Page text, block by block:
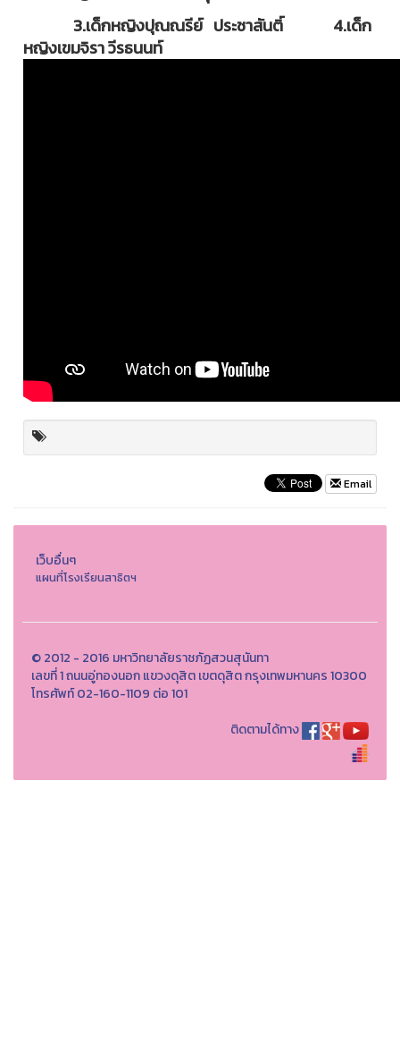
3.เด็กหญิงปุณณรีย์ ประชาสันติ์ 4.เด็ก
หญิงเขมจิรา วีรธนนท์
Email
เว็บอื่นๆ
แผนที่โรงเรียนสาธิตฯ
© 2012 - 2016 มหาวิทยาลัยราชภัฏสวนสุนันทา
เลขที่ 1 ถนนอู่ทองนอก แขวงดุสิต เขตดุสิต กรุงเทพมหานคร 10300
โทรศัพท์ 02-160-1109 ต่อ 101
ติดตามได้ทาง